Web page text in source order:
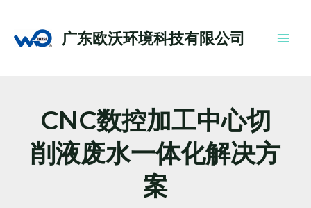
广东欧沃环境科技有限公司
CNC数控加工中心切
削液废水一体化解决方
案